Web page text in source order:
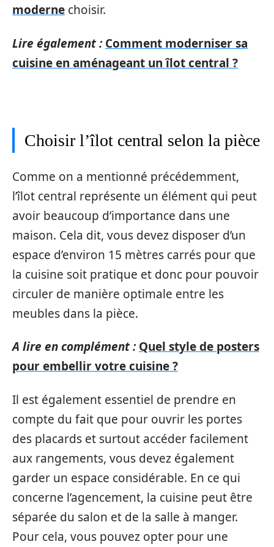
moderne choisir.
Lire également : Comment moderniser sa
cuisine en aménageant un îlot central ?
Choisir l’îlot central selon la pièce
Comme on a mentionné précédemment,
l’îlot central représente un élément qui peut
avoir beaucoup d’importance dans une
maison. Cela dit, vous devez disposer d’un
espace d’environ 15 mètres carrés pour que
la cuisine soit pratique et donc pour pouvoir
circuler de manière optimale entre les
meubles dans la pièce.
A lire en complément : Quel style de posters
pour embellir votre cuisine ?
Il est également essentiel de prendre en
compte du fait que pour ouvrir les portes
des placards et surtout accéder facilement
aux rangements, vous devez également
garder un espace considérable. En ce qui
concerne l’agencement, la cuisine peut être
séparée du salon et de la salle à manger.
Pour cela, vous pouvez opter pour une